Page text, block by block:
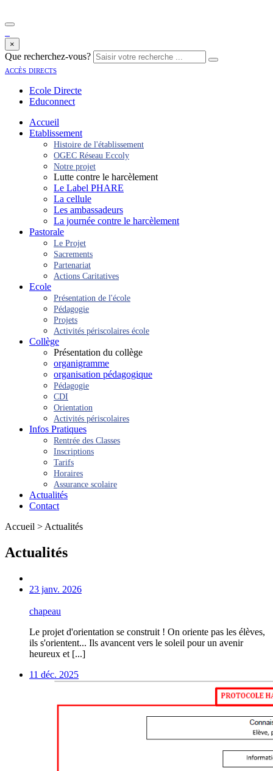
×
Que recherchez-vous?
accès directs
Ecole Directe
Educonnect
Accueil
Etablissement
Histoire de l'établissement
OGEC Réseau Eccoly
Notre projet
Lutte contre le harcèlement
Le Label PHARE
La cellule
Les ambassadeurs
La journée contre le harcèlement
Pastorale
Le Projet
Sacrements
Partenariat
Actions Caritatives
Ecole
Présentation de l'école
Pédagogie
Projets
Activités périscolaires école
Collège
Présentation du collège
organigramme
organisation pédagogique
Pédagogie
CDI
Orientation
Activités périscolaires
Infos Pratiques
Rentrée des Classes
Inscriptions
Tarifs
Horaires
Assurance scolaire
Actualités
Contact
Accueil > Actualités
Actualités
23 janv. 2026
chapeau
Le projet d'orientation se construit ! On oriente pas les élèves,
ils s'orientent... Ils avancent vers le soleil pour un avenir
heureux et [...]
11 déc. 2025